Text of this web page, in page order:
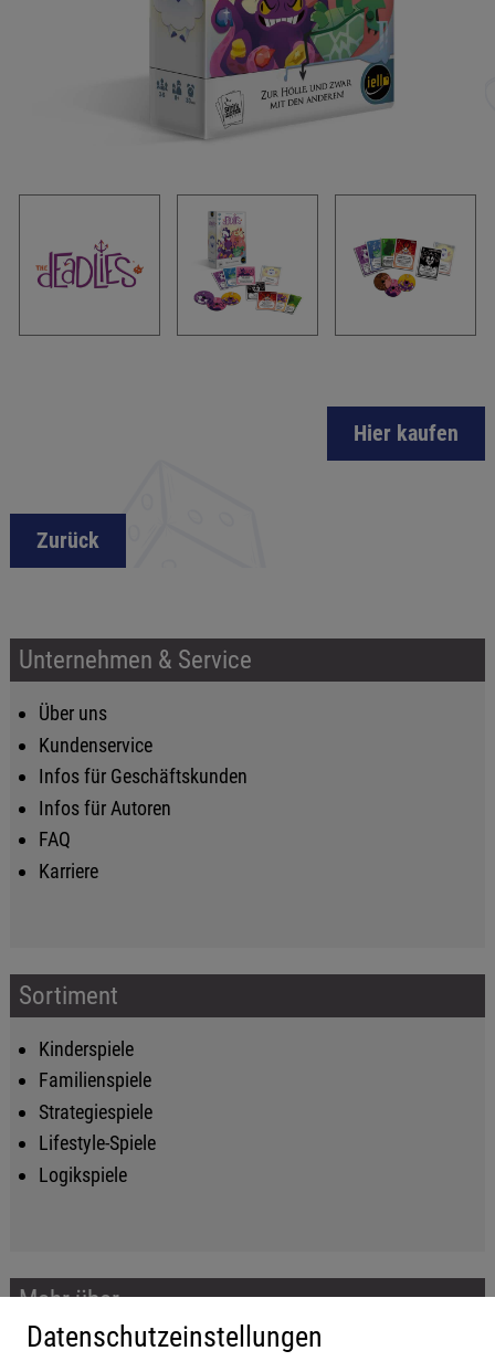
Hier kaufen
Zurück
Unternehmen & Service
Über uns
Kundenservice
Infos für Geschäftskunden
Infos für Autoren
FAQ
Karriere
Sortiment
Kinderspiele
Familienspiele
Strategiespiele
Lifestyle-Spiele
Logikspiele
Mehr über...
Impressum
Datenschutzeinstellungen